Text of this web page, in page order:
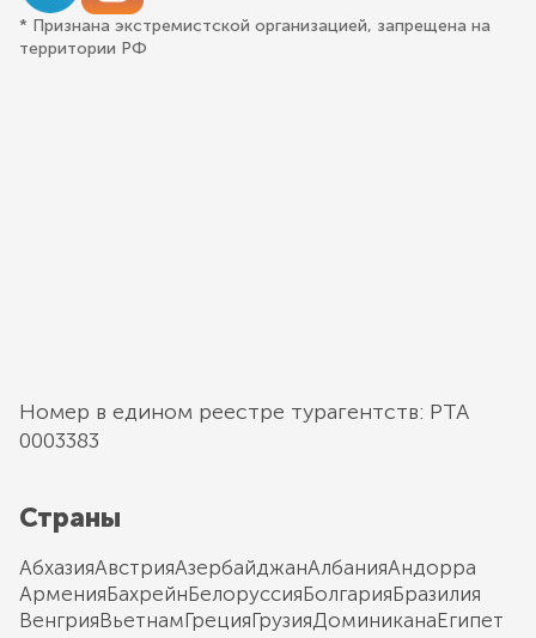
* Признана экстремистской организацией, запрещена на
территории РФ
Номер в едином реестре турагентств: РТА
0003383
Страны
АбхазияАвстрияАзербайджанАлбанияАндорра
АрменияБахрейнБелоруссияБолгарияБразилия
ВенгрияВьетнамГрецияГрузияДоминиканаЕгипет